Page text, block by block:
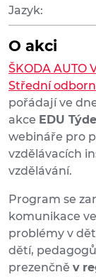
Jazyk:
O akci
ŠKODA AUTO
Střední
pořádají ve
akce EDU
webináře pro
vzdělávacích
vzdělávání.
Program se
komunikace
problémy v
dětí,
prezenčně v